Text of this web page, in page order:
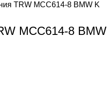
TRW MCC614-8 BMW K
MCC614-8 BMW